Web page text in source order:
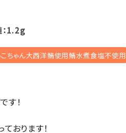
：1.2g
こちゃん大西洋鯖使用鯖水煮食塩不使用
す！
おります！